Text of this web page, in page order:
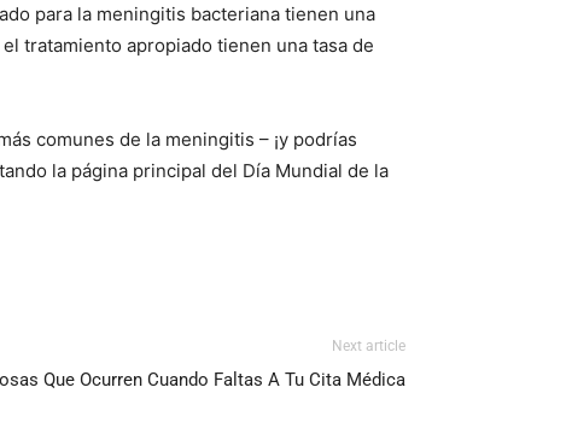
para la meningitis bacteriana tienen una
tratamiento apropiado tienen una tasa de
comunes de la meningitis – ¡y podrías
la página principal del Día Mundial de la
Next article
Que Ocurren Cuando Faltas A Tu Cita Médica